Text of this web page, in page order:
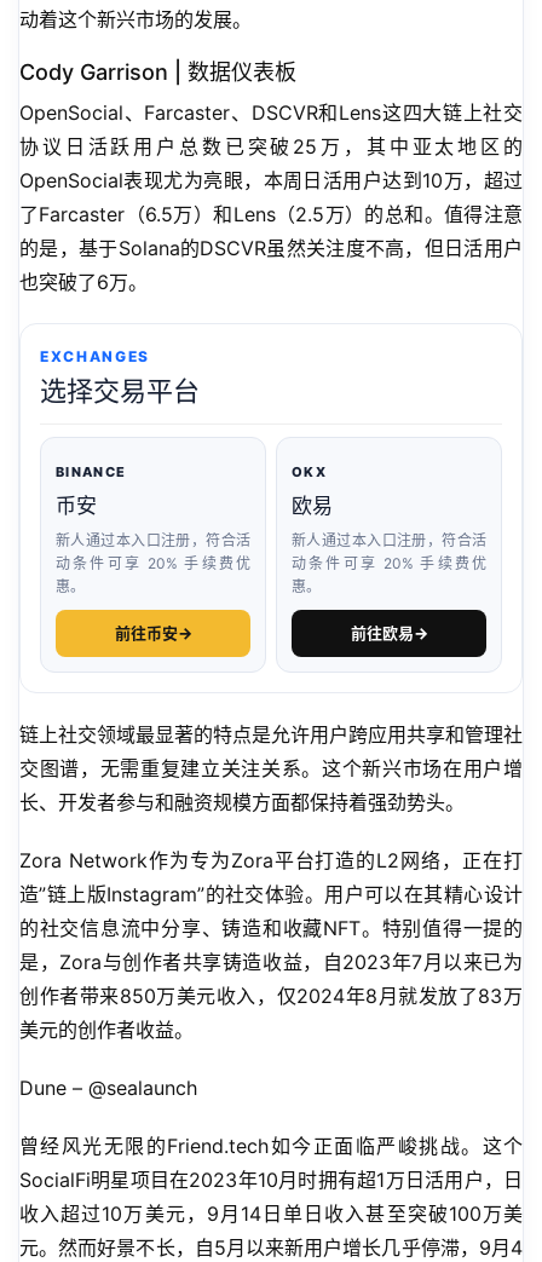
动着这个新兴市场的发展。
Cody Garrison | 数据仪表板
OpenSocial、Farcaster、DSCVR和Lens这四大链上社交
协议日活跃用户总数已突破25万，其中亚太地区的
OpenSocial表现尤为亮眼，本周日活用户达到10万，超过
了Farcaster（6.5万）和Lens（2.5万）的总和。值得注意
的是，基于Solana的DSCVR虽然关注度不高，但日活用户
也突破了6万。
EXCHANGES
选择交易平台
BINANCE
币安
新人通过本入口注册，符合活
动条件可享 20% 手续费优
惠。
前往币安→
OKX
欧易
新人通过本入口注册，符合活
动条件可享 20% 手续费优
惠。
前往欧易→
链上社交领域最显著的特点是允许用户跨应用共享和管理社
交图谱，无需重复建立关注关系。这个新兴市场在用户增
长、开发者参与和融资规模方面都保持着强劲势头。
Zora Network作为专为Zora平台打造的L2网络，正在打
造”链上版Instagram”的社交体验。用户可以在其精心设计
的社交信息流中分享、铸造和收藏NFT。特别值得一提的
是，Zora与创作者共享铸造收益，自2023年7月以来已为
创作者带来850万美元收入，仅2024年8月就发放了83万
美元的创作者收益。
Dune – @sealaunch
曾经风光无限的Friend.tech如今正面临严峻挑战。这个
SocialFi明星项目在2023年10月时拥有超1万日活用户，日
收入超过10万美元，9月14日单日收入甚至突破100万美
元。然而好景不长，自5月以来新用户增长几乎停滞，9月4